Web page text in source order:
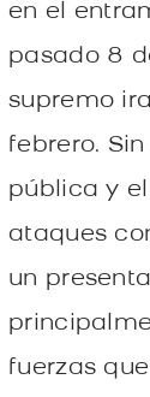
en el
pasado 8
supremo
febrero.
pública y
ataques
un
fuerzas